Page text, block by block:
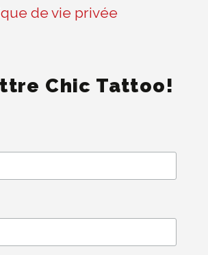
de vie privée
Chic Tattoo!